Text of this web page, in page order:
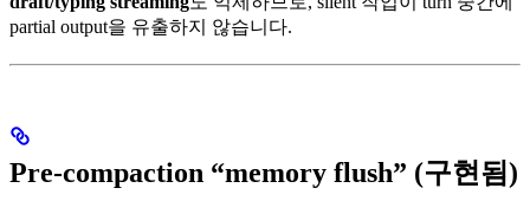
partial output을 유출하지 않습니다.
Pre-compaction “memory flush” (구현됨)